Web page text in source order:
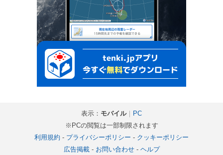
表示： モバイル｜ PC
※PCの閲覧は一部制限されます
利用規約 - プライバシーポリシー - クッキーポリシー
広告掲載- お問い合わせ- ヘルプ